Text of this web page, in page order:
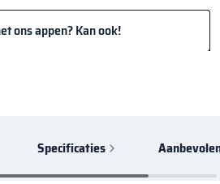
ons appen? Kan ook!
Specificaties